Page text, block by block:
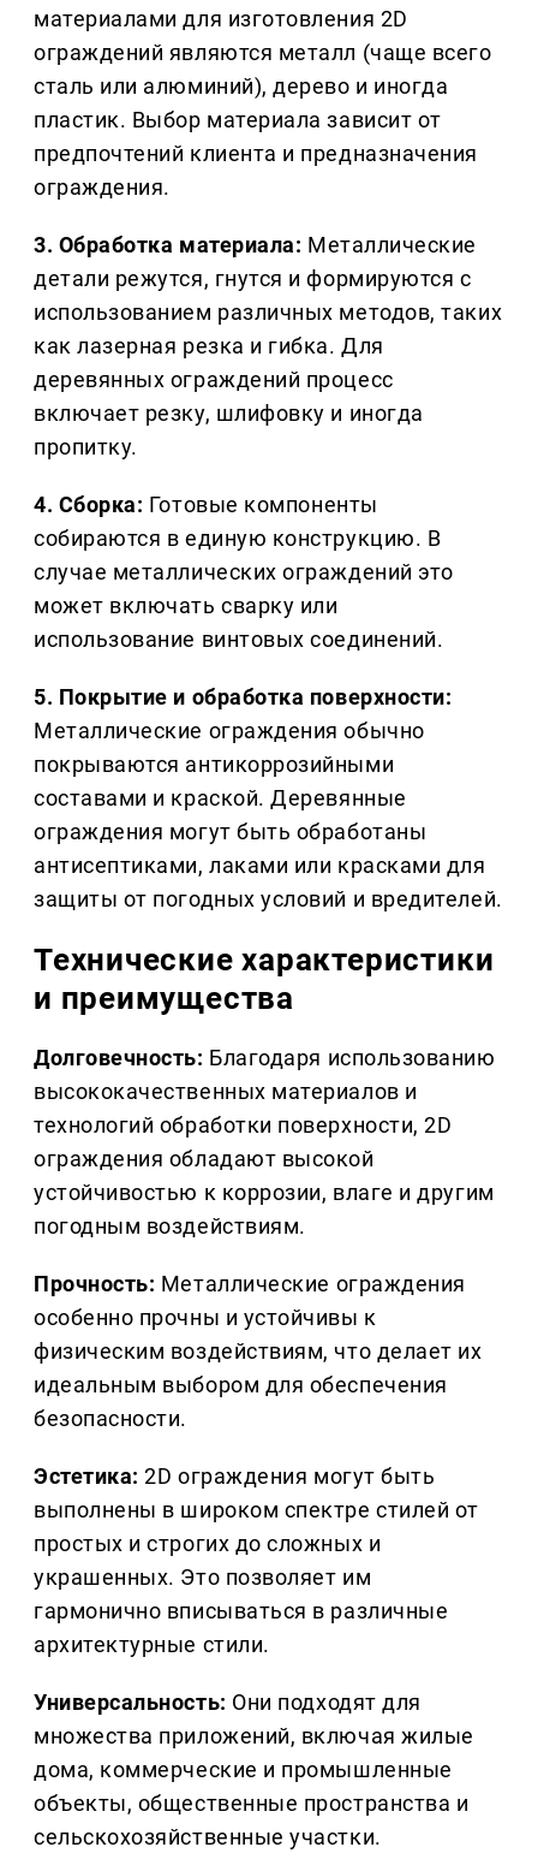
материалами для изготовления 2D
ограждений являются металл (чаще всего
сталь или алюминий), дерево и иногда
пластик. Выбор материала зависит от
предпочтений клиента и предназначения
ограждения.
3. Обработка материала: Металлические
детали режутся, гнутся и формируются с
использованием различных методов, таких
как лазерная резка и гибка. Для
деревянных ограждений процесс
включает резку, шлифовку и иногда
пропитку.
4. Сборка: Готовые компоненты
собираются в единую конструкцию. В
случае металлических ограждений это
может включать сварку или
использование винтовых соединений.
5. Покрытие и обработка поверхности:
Металлические ограждения обычно
покрываются антикоррозийными
составами и краской. Деревянные
ограждения могут быть обработаны
антисептиками, лаками или красками для
защиты от погодных условий и вредителей.
Технические характеристики
и преимущества
Долговечность: Благодаря использованию
высококачественных материалов и
технологий обработки поверхности, 2D
ограждения обладают высокой
устойчивостью к коррозии, влаге и другим
погодным воздействиям.
Прочность: Металлические ограждения
особенно прочны и устойчивы к
физическим воздействиям, что делает их
идеальным выбором для обеспечения
безопасности.
Эстетика: 2D ограждения могут быть
выполнены в широком спектре стилей от
простых и строгих до сложных и
украшенных. Это позволяет им
гармонично вписываться в различные
архитектурные стили.
Универсальность: Они подходят для
множества приложений, включая жилые
дома, коммерческие и промышленные
объекты, общественные пространства и
сельскохозяйственные участки.